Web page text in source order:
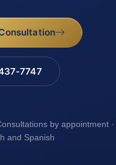
7747
by appointment
and Spanish